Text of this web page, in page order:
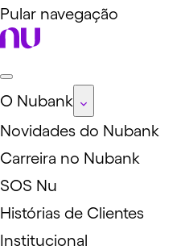
Pular navegação
O Nubank
Novidades do Nubank
Carreira no Nubank
SOS Nu
Histórias de Clientes
Institucional